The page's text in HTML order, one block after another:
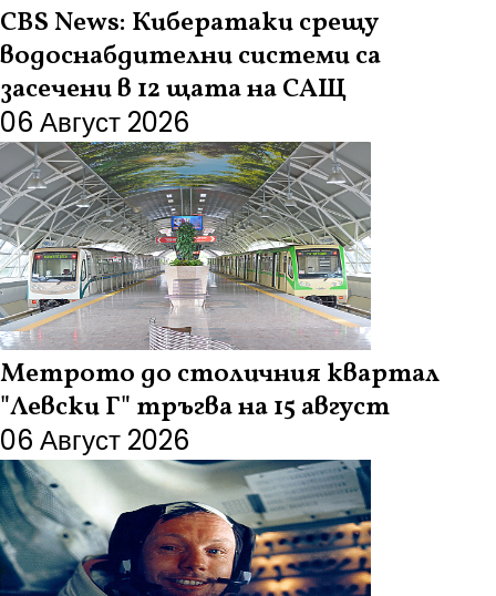
CBS News: Кибератаки срещу
водоснабдителни системи са
засечени в 12 щата на САЩ
06 Август 2026
Метрото до столичния квартал
"Левски Г" тръгва на 15 август
06 Август 2026